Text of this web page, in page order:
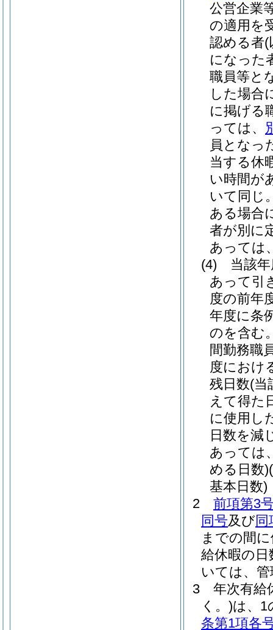
公営企業
の適用を
認める者(
になった
職員等と
した場合
に掲げる
っては、
員となっ
当する休
い時間が
いて同じ
ある場合
者が別に
あっては
(4)
当該
あって引
度の前年
年度に条
のを含む
間勤務職
度におけ
残日数(当
えて得た
に使用し
日数を減
あっては
める日数)
基本日数)
2
前項第3
同号及び同
までの間
給休暇の
いては、
3
年次有給
く。)は、1
条第1項各